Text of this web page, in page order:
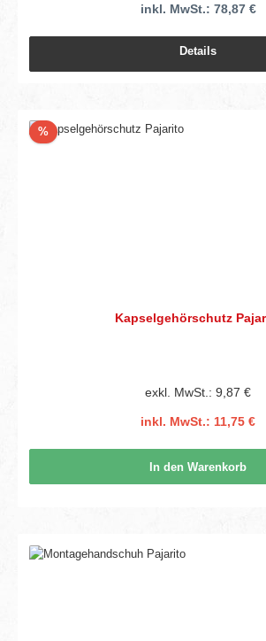
inkl. MwSt.: 78,87 €
Details
%Rabatt
Kapselgehörschutz
exkl. MwSt.: 9,87 €
inkl. MwSt.: 11,75 €
In den Warenkorb